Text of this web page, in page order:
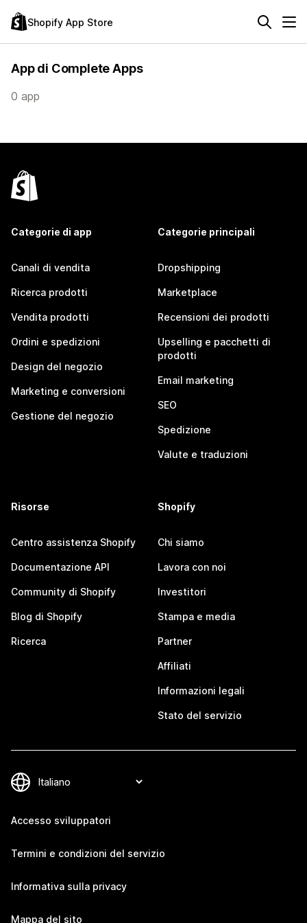
Shopify App Store
App di Complete Apps
0 app
Categorie di app
Canali di vendita
Ricerca prodotti
Vendita prodotti
Ordini e spedizioni
Design del negozio
Marketing e conversioni
Gestione del negozio
Categorie principali
Dropshipping
Marketplace
Recensioni dei prodotti
Upselling e pacchetti di
prodotti
Email marketing
SEO
Spedizione
Valute e traduzioni
Risorse
Centro assistenza Shopify
Documentazione API
Community di Shopify
Blog di Shopify
Ricerca
Shopify
Chi siamo
Lavora con noi
Investitori
Stampa e media
Partner
Affiliati
Informazioni legali
Stato del servizio
Accesso sviluppatori
Termini e condizioni del servizio
Informativa sulla privacy
Mappa del sito